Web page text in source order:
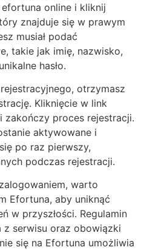
online i kliknij
znajduje się w prawym
musiał podać
takie jak imię, nazwisko,
hasło.
otrzymasz
Kliknięcie w link
proces rejestracji.
aktywowane i
po raz pierwszy,
podczas rejestracji.
warto
Efortuna, aby uniknąć
w przyszłości. Regulamin
serwisu oraz obowiązki
się na Efortuna umożliwia